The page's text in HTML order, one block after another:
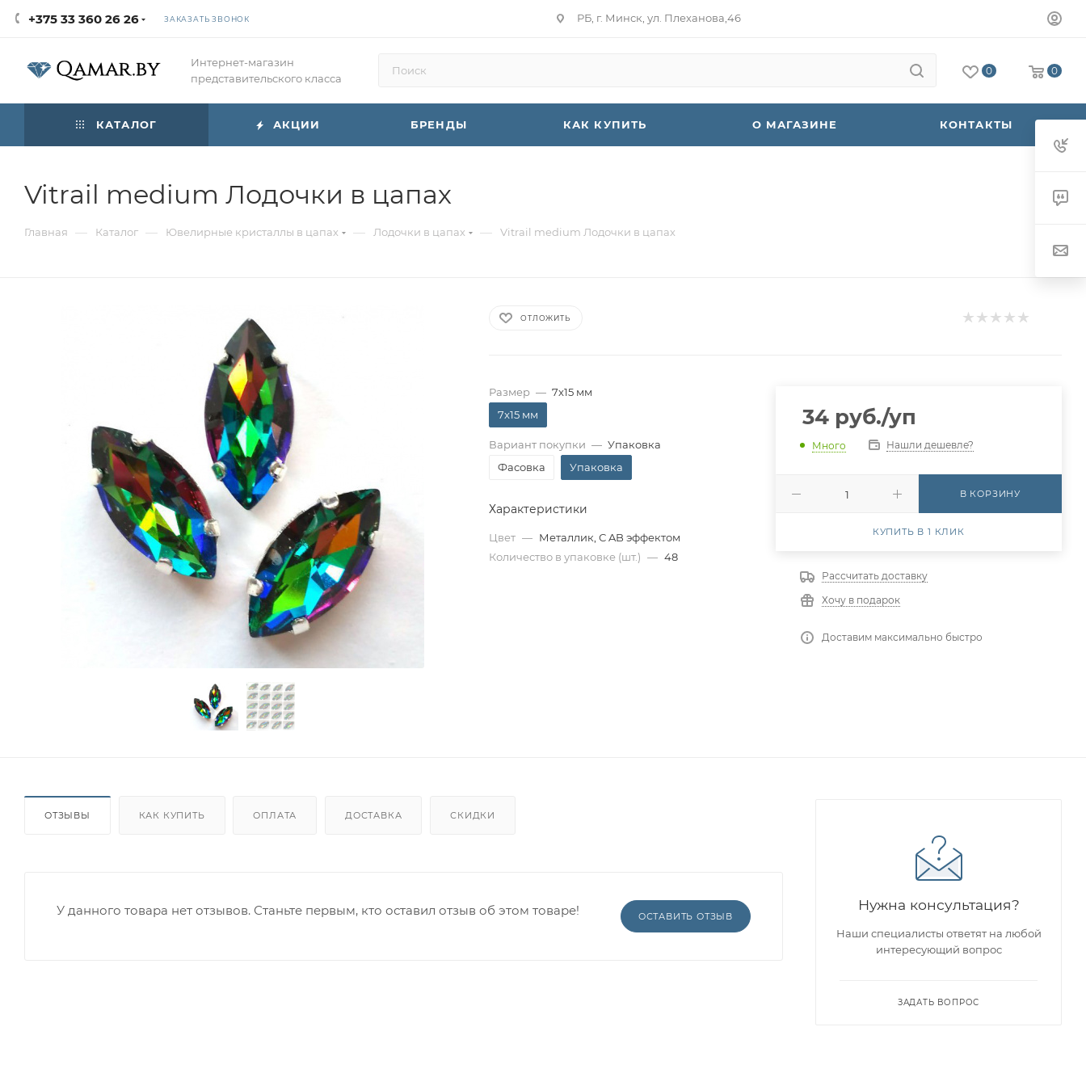
+375 33 360 26 26 ЗАКАЗАТЬ ЗВОНОК РБ, г. Минск, ул. Плеханова,46
Интернет-магазин
представительского класса
0 0
КАТАЛОГ АКЦИИ БРЕНДЫ КАК КУПИТЬ О МАГАЗИНЕ КОНТАКТЫ
Vitrail medium Лодочки в цапах
Главная — Каталог — Ювелирные кристаллы в цапах — Лодочки в цапах — Vitrail medium Лодочки в цапах
ОТЛОЖИТЬ
Размер — 7x15 мм
7x15 мм
Вариант покупки — Упаковка
Фасовка
Упаковка
Характеристики
Цвет — Металлик, С AB эффектом
Количество в упаковке (шт.) — 48
34руб./уп
Много Нашли дешевле?
В КОРЗИНУ
КУПИТЬ В 1 КЛИК
Рассчитать доставку
Хочу в подарок
Доставим максимально быстро
ОТЗЫВЫ КАК КУПИТЬ ОПЛАТА ДОСТАВКА СКИДКИ
ОСТАВИТЬ ОТЗЫВ
У данного товара нет отзывов. Станьте первым, кто оставил отзыв об этом товаре! Нужна консультация?
Наши специалисты ответят на любой
интересующий вопрос
ЗАДАТЬ ВОПРОС